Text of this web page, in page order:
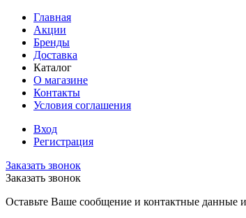
Главная
Акции
Бренды
Доставка
Каталог
О магазине
Контакты
Условия соглашения
Вход
Регистрация
Заказать звонок
Заказать звонок
Оставьте Ваше сообщение и контактные данные